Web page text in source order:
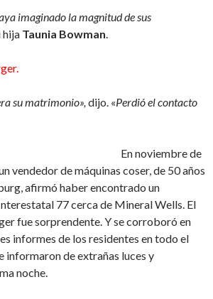
imaginado la magnitud de sus
hija Taunia Bowman.
su matrimonio», dijo. «Perdió el contacto
En noviembre de
vendedor de máquinas coser, de 50 años
afirmó haber encontrado un
77 cerca de Mineral Wells. El
fue sorprendente. Y se corroboró en
informes de los residentes en todo el
informaron de extrañas luces y
noche.